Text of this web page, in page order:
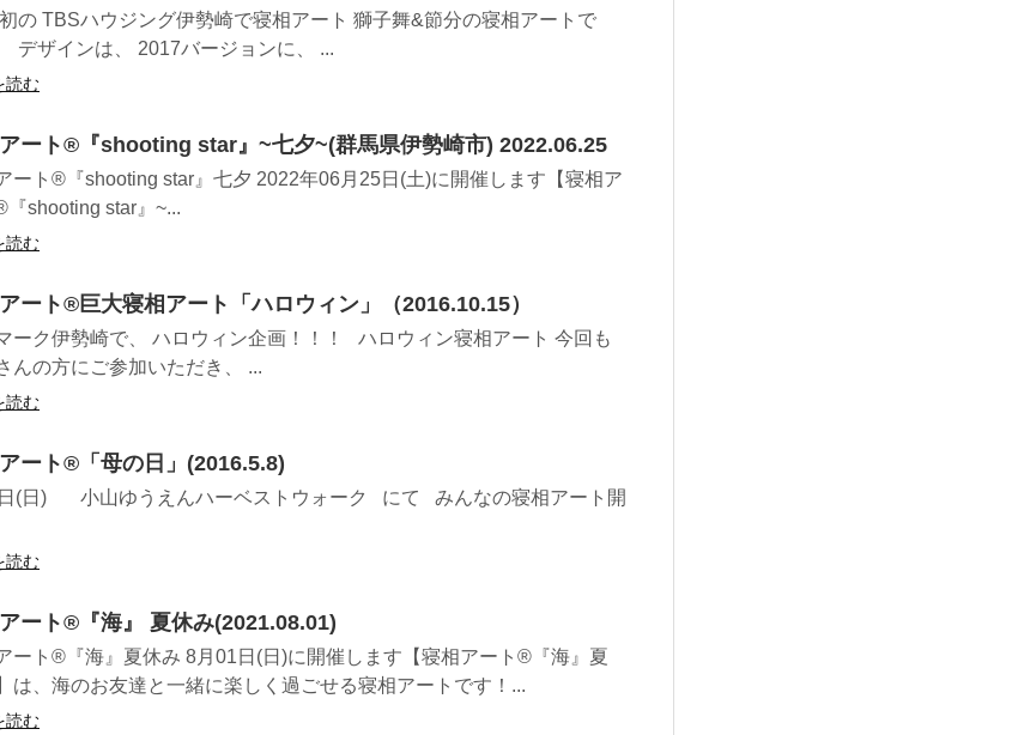
の TBSハウジング伊勢崎で寝相アート 獅子舞&節分の寝相アートで
ザインは、 2017バージョンに、 ...
読む
ート®︎『shooting star』~七夕~(群馬県伊勢崎市) 2022.06.25
ート®『shooting star』七夕 2022年06月25日(土)に開催します【寝相ア
『shooting star』~...
読む
ート®巨大寝相アート「ハロウィン」（2016.10.15）
ーク伊勢崎で、 ハロウィン企画！！！ ハロウィン寝相アート 今回も
んの方にご参加いただき、 ...
読む
ート®「母の日」(2016.5.8)
(日) 小山ゆうえんハーベストウォーク にて みんなの寝相アート開
読む
ート®︎『海』 夏休み(2021.08.01)
ート®『海』夏休み 8月01日(日)に開催します【寝相アート®︎『海』夏
は、海のお友達と一緒に楽しく過ごせる寝相アートです！...
読む